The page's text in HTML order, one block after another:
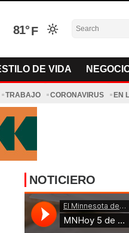
81°
DE VIDA
TRABAJO CORONAVIRUS EN
NOTICIERO